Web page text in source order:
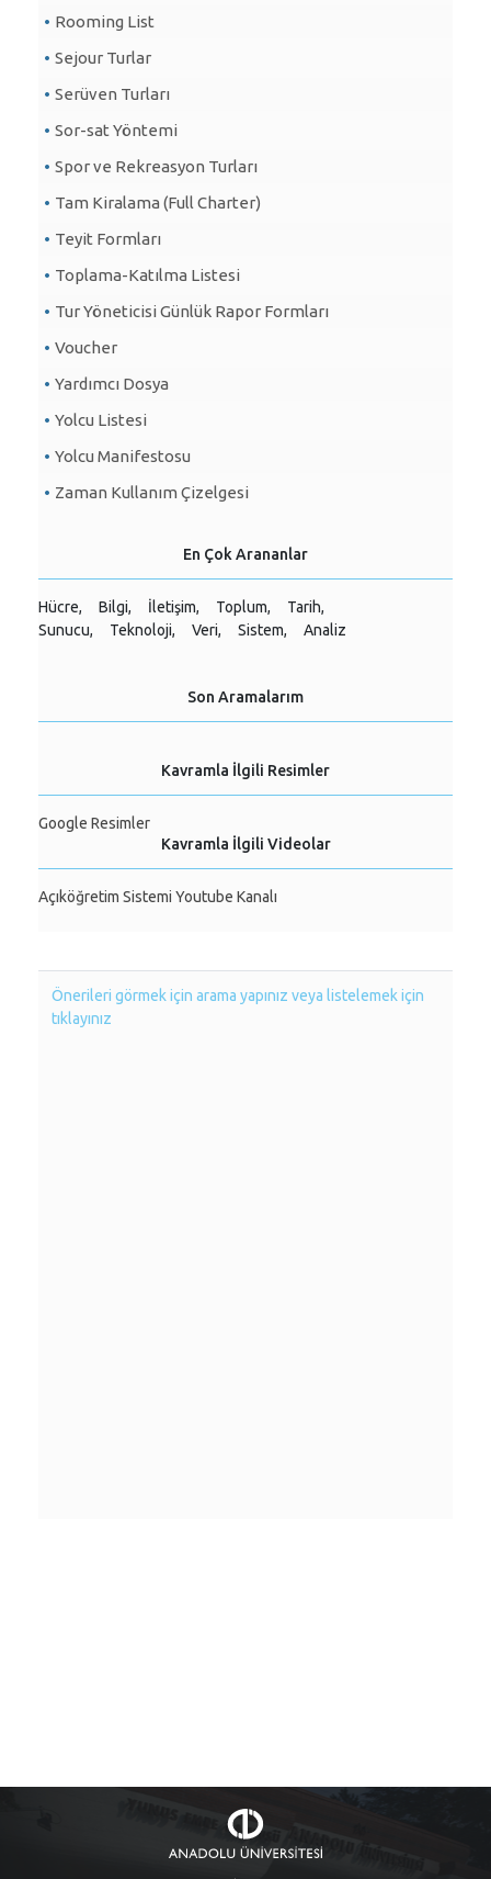
Rooming List
Sejour Turlar
Serüven Turları
Sor-sat Yöntemi
Spor ve Rekreasyon Turları
Tam Kiralama (Full Charter)
Teyit Formları
Toplama-Katılma Listesi
Tur Yöneticisi Günlük Rapor Formları
Voucher
Yardımcı Dosya
Yolcu Listesi
Yolcu Manifestosu
Zaman Kullanım Çizelgesi
En Çok Arananlar
Hücre, Bilgi, İletişim, Toplum,
Tarih,
Sunucu,
Teknoloji, Veri, Sistem, Analiz
Son Aramalarım
Kavramla İlgili Resimler
Google Resimler
Kavramla İlgili Videolar
Açıköğretim Sistemi Youtube Kanalı
Önerileri görmek için arama yapınız veya listelemek için
tıklayınız